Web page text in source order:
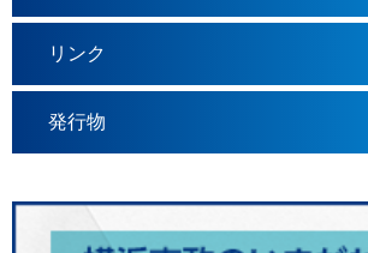
リンク
発行物